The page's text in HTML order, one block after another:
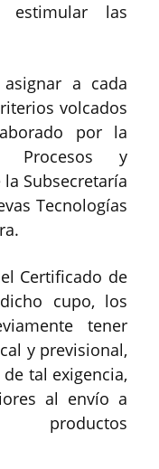
las
a cada
volcados
por la
Procesos y
Subsecretaría
Tecnologías
Certificado de
cupo, los
tener
y previsional,
tal exigencia,
al envío a